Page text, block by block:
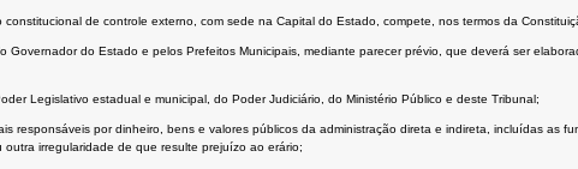
de controle externo, com sede na Capital do Estado, compete, nos termos da
Governador do Estado e pelos Prefeitos Municipais, mediante parecer prévio, que deverá ser
Legislativo estadual e municipal, do Poder Judiciário, do Ministério Público e deste Tribunal;
responsáveis por dinheiro, bens e valores públicos da administração direta e indireta, incluídas
irregularidade de que resulte prejuízo ao erário;